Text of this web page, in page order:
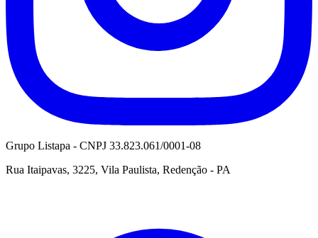
Grupo Listapa - CNPJ 33.823.061/0001-08
Rua Itaipavas, 3225, Vila Paulista, Redenção - PA